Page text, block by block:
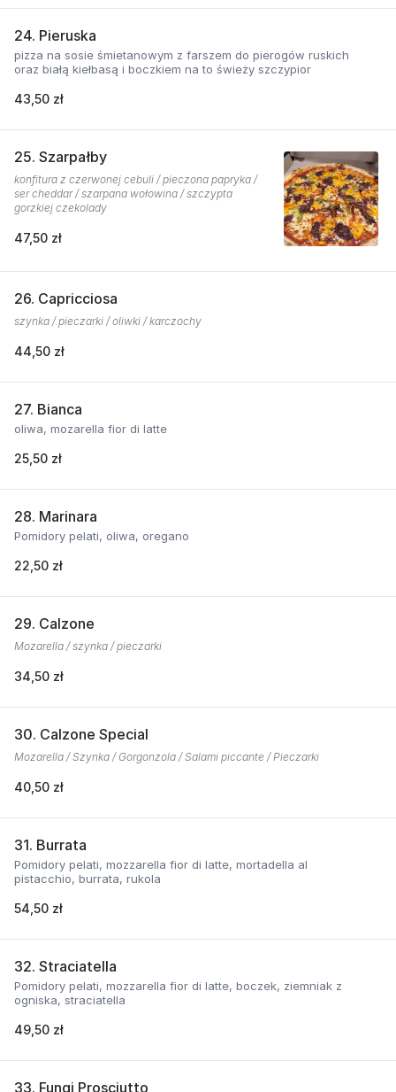
24. Pieruska
pizza na sosie śmietanowym z farszem do pierogów ruskich
oraz białą kiełbasą i boczkiem na to świeży szczypior
43,50 zł
25. Szarpałby
konfitura z czerwonej cebuli / pieczona papryka /
ser cheddar / szarpana wołowina / szczypta
gorzkiej czekolady
47,50 zł
26. Capricciosa
szynka / pieczarki / oliwki / karczochy
44,50 zł
27. Bianca
oliwa, mozarella fior di latte
25,50 zł
28. Marinara
Pomidory pelati, oliwa, oregano
22,50 zł
29. Calzone
Mozarella / szynka / pieczarki
34,50 zł
30. Calzone Special
Mozarella / Szynka / Gorgonzola / Salami piccante / Pieczarki
40,50 zł
31. Burrata
Pomidory pelati, mozzarella fior di latte, mortadella al
pistacchio, burrata, rukola
54,50 zł
32. Straciatella
Pomidory pelati, mozzarella fior di latte, boczek, ziemniak z
ogniska, straciatella
49,50 zł
33. Fungi Prosciutto